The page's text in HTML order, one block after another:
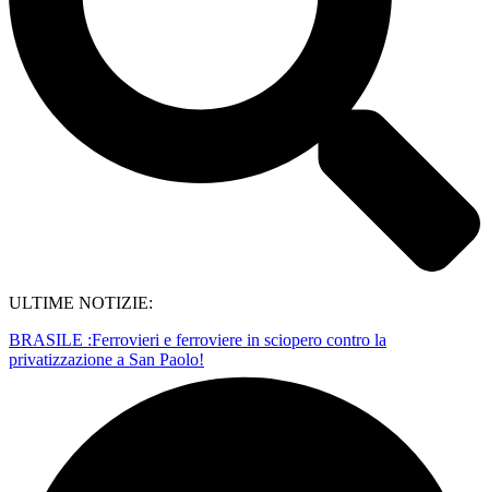
ULTIME NOTIZIE:
BRASILE :Ferrovieri e ferroviere in sciopero contro la
privatizzazione a San Paolo!